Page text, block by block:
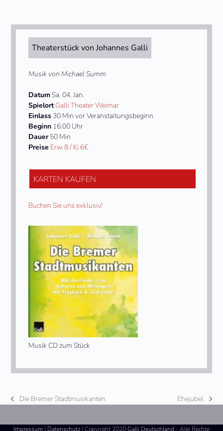
Theaterstück von Johannes Galli
Musik von Michael Summ
DatumSa. 04. Jan.
SpielortGalli Theater Weimar
Einlass 30 Min vor Veranstaltungsbeginn
Beginn 16:00 Uhr
Dauer50 Min
Preise Erw 8 / Ki 6€
KARTEN KAUFEN
Buchen Sie uns exklusiv!
Musik CD zum Stück
vorheriger
Die Bremer Stadtmusikanten
Nächster
Ehejubel
Impressum | Datenschutz | Copyright 2020Galli Deutschland - Alle Rechte